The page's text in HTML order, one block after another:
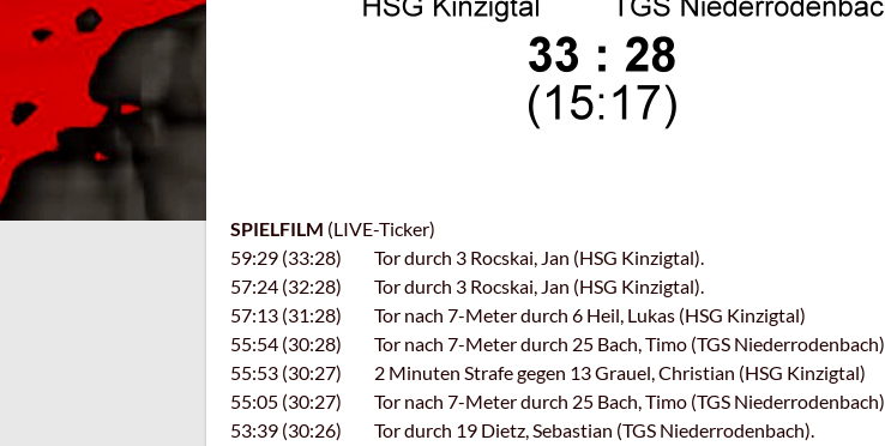
SPIELFILM (LIVE-Ticker)
59:29 (33:28) Tor durch 3 Rocskai, Jan (HSG Kinzigtal).
57:24 (32:28) Tor durch 3 Rocskai, Jan (HSG Kinzigtal).
57:13 (31:28) Tor nach 7-Meter durch 6 Heil, Lukas (HSG Kinzigtal)
55:54 (30:28) Tor nach 7-Meter durch 25 Bach, Timo (TGS Niederrodenbach)
55:53 (30:27) 2 Minuten Strafe gegen 13 Grauel, Christian (HSG Kinzigtal)
55:05 (30:27) Tor nach 7-Meter durch 25 Bach, Timo (TGS Niederrodenbach)
53:39 (30:26) Tor durch 19 Dietz, Sebastian (TGS Niederrodenbach).